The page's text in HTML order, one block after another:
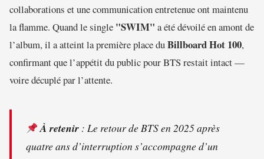
collaborations et une communication entretenue ont maintenu
la flamme. Quand le single "SWIM" a été dévoilé en amont de
l’album, il a atteint la première place duBillboard Hot 100,
confirmant que l’appétit du public pour BTS restait intact —
voire décuplé par l’attente.
À retenir : Le retour de BTS en 2025 après
quatre ans d’interruption s’accompagne d’un